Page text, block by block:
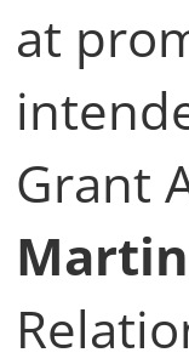
at
Grant